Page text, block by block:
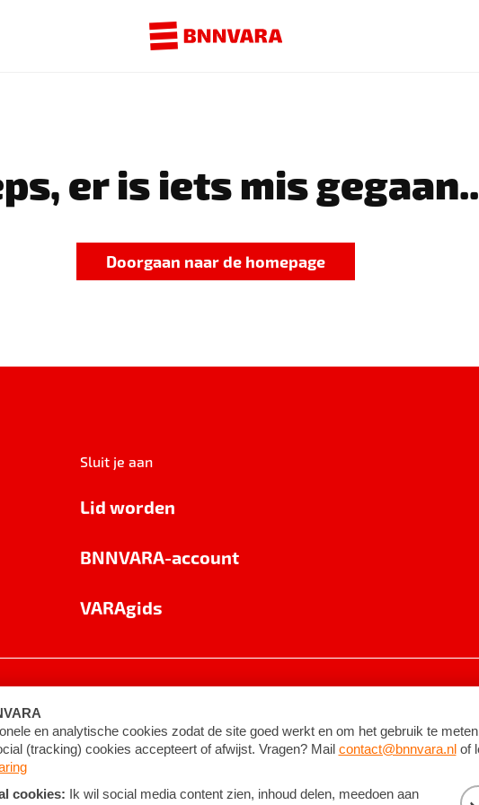
er is iets mis gegaan..
Doorgaan naar de homepage
Sluit je aan
Lid worden
BNNVARA-account
VARAgids
voorwaarden ©2026BNNVARA